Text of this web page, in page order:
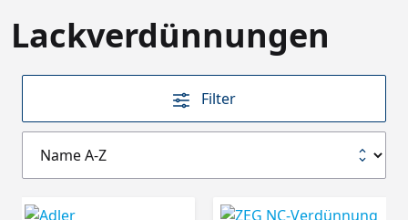
Lackverdünnungen
Filter